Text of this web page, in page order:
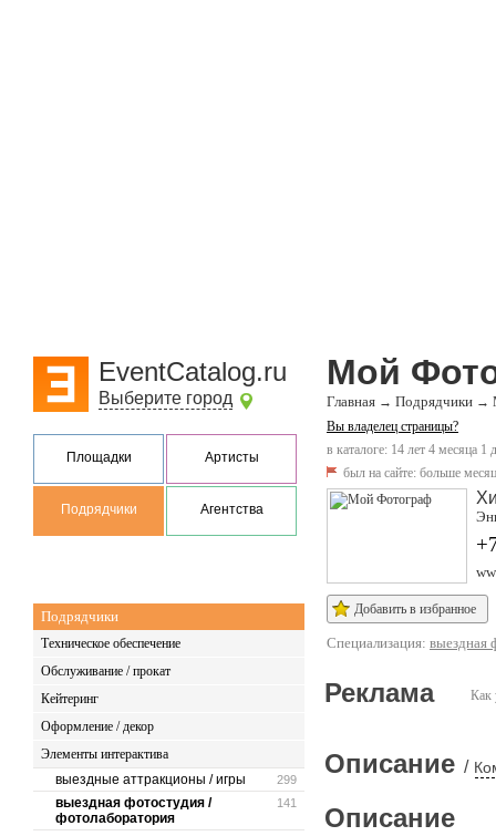
EventCatalog.ru
Выберите город
Площадки Артисты
Подрядчики Агентства
Подрядчики
Техническое обеспечение
Обслуживание / прокат
Кейтеринг
Оформление / декор
Элементы интерактива
299
выездные аттракционы / игры
141
выездная фотостудия /
фотолаборатория
Мой
Главная → Подрядчики →
Вы владелец страницы?
в каталоге: 14 лет 4 месяца 1
был на сайте: больше
Добавить в избранное
Специализация: выездная
Как
Реклама
Описание /
Описание